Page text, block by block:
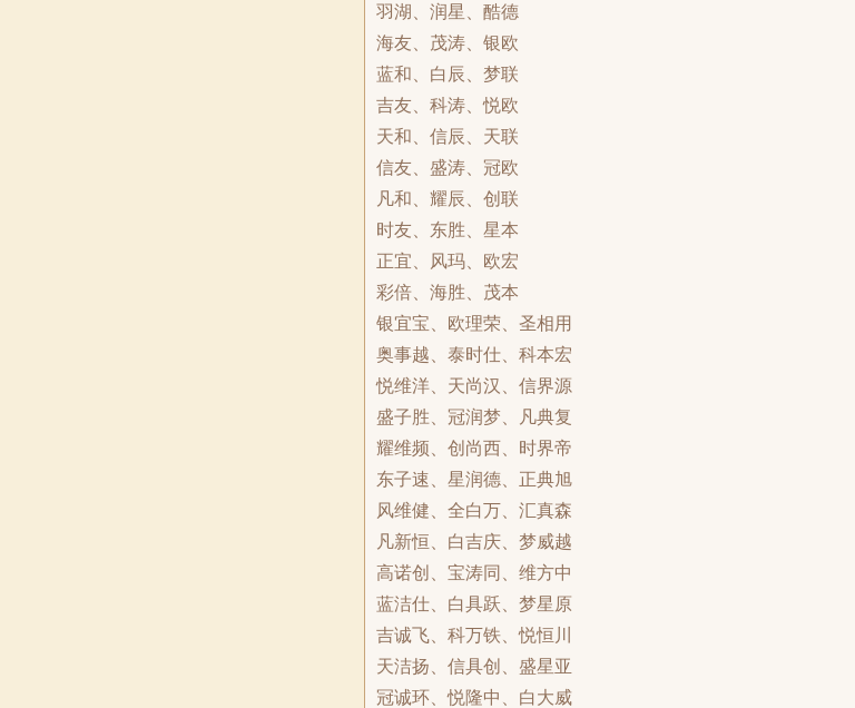
羽湖、润星、酷德
海友、茂涛、银欧
蓝和、白辰、梦联
吉友、科涛、悦欧
天和、信辰、天联
信友、盛涛、冠欧
凡和、耀辰、创联
时友、东胜、星本
正宜、风玛、欧宏
彩倍、海胜、茂本
银宜宝、欧理荣、圣相用
奥事越、泰时仕、科本宏
悦维洋、天尚汉、信界源
盛子胜、冠润梦、凡典复
耀维频、创尚西、时界帝
东子速、星润德、正典旭
风维健、全白万、汇真森
凡新恒、白吉庆、梦威越
高诺创、宝涛同、维方中
蓝洁仕、白具跃、梦星原
吉诚飞、科万铁、悦恒川
天洁扬、信具创、盛星亚
冠诚环、悦隆中、白大威